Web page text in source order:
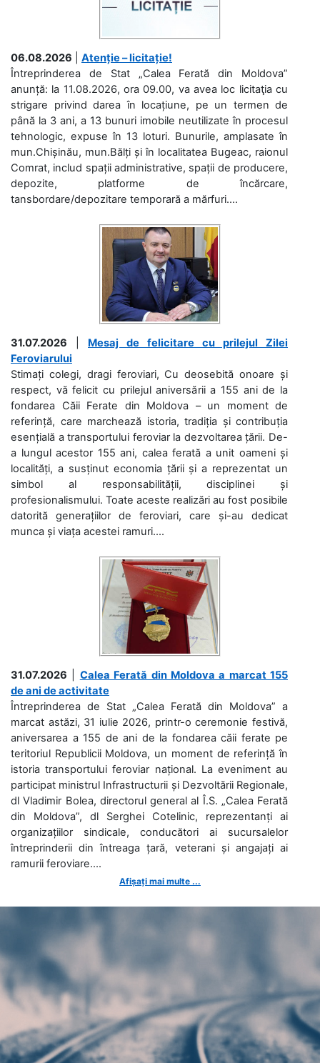
06.08.2026
Atenție – licitație!
Întreprinderea de Stat „Calea Ferată din Moldova”
anunță: la 11.08.2026, ora 09.00, va avea loc licitaţia cu
strigare privind darea în locațiune, pe un termen de
până la 3 ani, a 13 bunuri imobile neutilizate în procesul
tehnologic, expuse în 13 loturi. Bunurile, amplasate în
mun.Chișinău, mun.Bălți și în localitatea Bugeac, raionul
Comrat, includ spații administrative, spații de producere,
depozite, platforme de încărcare,
tansbordare/depozitare temporară a mărfuri....
31.07.2026
Mesaj de felicitare cu prilejul Zilei
Feroviarului
Stimați colegi, dragi feroviari, Cu deosebită onoare și
respect, vă felicit cu prilejul aniversării a 155 ani de la
fondarea Căii Ferate din Moldova – un moment de
referință, care marchează istoria, tradiția și contribuția
esențială a transportului feroviar la dezvoltarea țării. De-
a lungul acestor 155 ani, calea ferată a unit oameni și
localități, a susținut economia țării și a reprezentat un
simbol al responsabilității, disciplinei și
profesionalismului. Toate aceste realizări au fost posibile
datorită generațiilor de feroviari, care și-au dedicat
munca și viața acestei ramuri....
31.07.2026
Calea Ferată din Moldova a marcat 155
de ani de activitate
Întreprinderea de Stat „Calea Ferată din Moldova” a
marcat astăzi, 31 iulie 2026, printr-o ceremonie festivă,
aniversarea a 155 de ani de la fondarea căii ferate pe
teritoriul Republicii Moldova, un moment de referință în
istoria transportului feroviar național. La eveniment au
participat ministrul Infrastructurii și Dezvoltării Regionale,
dl Vladimir Bolea, directorul general al Î.S. „Calea Ferată
din Moldova”, dl Serghei Cotelinic, reprezentanți ai
organizațiilor sindicale, conducători ai sucursalelor
întreprinderii din întreaga țară, veterani și angajați ai
ramurii feroviare....
Afișați mai multe ...